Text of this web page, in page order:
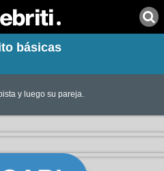
básicas
y luego su pareja.